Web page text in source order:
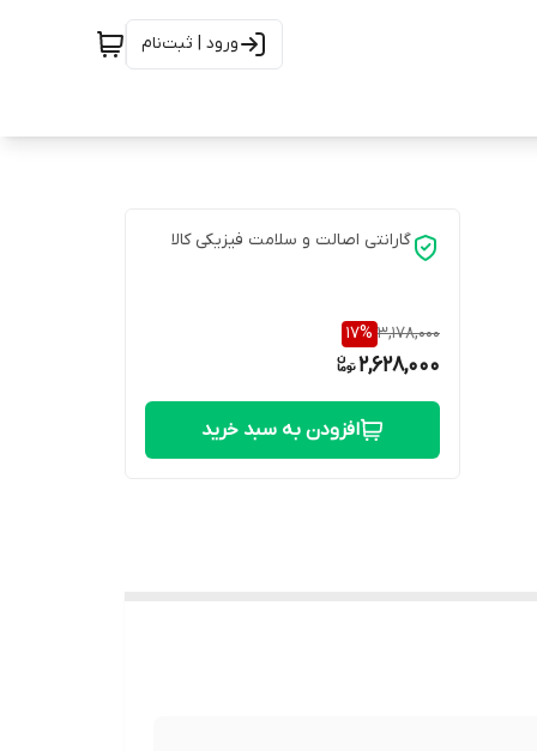
ورود | ثبت‌نام
گارانتی اصالت و سلامت فیزیکی کالا
3,178,000
17%
2,628,000
افزودن به سبد خرید